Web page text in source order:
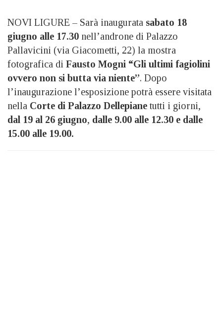
NOVI LIGURE – Sarà inaugurata sabato 18
giugno alle 17.30 nell’androne di Palazzo
Pallavicini (via Giacometti, 22) la mostra
fotografica di Fausto Mogni “Gli ultimi fagiolini
ovvero non si butta via niente”. Dopo
l’inaugurazione l’esposizione potrà essere visitata
nella Corte di Palazzo Dellepiane tutti i giorni,
dal 19 al 26 giugno, dalle 9.00 alle 12.30 e dalle
15.00 alle 19.00.